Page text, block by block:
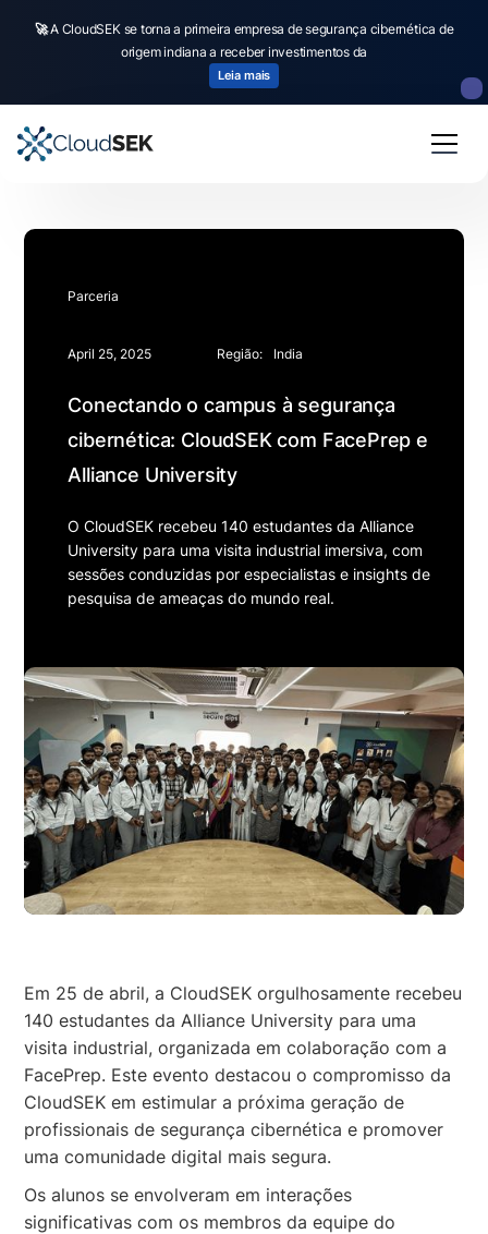
🚀A CloudSEK se torna a primeira empresa de segurança cibernética de
origem indiana a receber investimentos da
Leia mais
Parceria
April 25, 2025 Região: India
Conectando o campus à segurança
cibernética: CloudSEK com FacePrep e
Alliance University
O CloudSEK recebeu 140 estudantes da Alliance
University para uma visita industrial imersiva, com
sessões conduzidas por especialistas e insights de
pesquisa de ameaças do mundo real.
Em 25 de abril, a CloudSEK orgulhosamente recebeu
140 estudantes da Alliance University para uma
visita industrial, organizada em colaboração com a
FacePrep. Este evento destacou o compromisso da
CloudSEK em estimular a próxima geração de
profissionais de segurança cibernética e promover
uma comunidade digital mais segura.
Os alunos se envolveram em interações
significativas com os membros da equipe do